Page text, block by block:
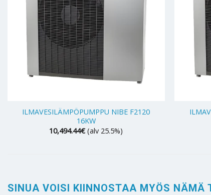
ILMAVESILÄMPÖPUMPPU NIBE F2120
16KW
10,494.44€ (alv 25.5%)
SINUA VOISI KIINNOSTAA MYÖS NÄMÄ